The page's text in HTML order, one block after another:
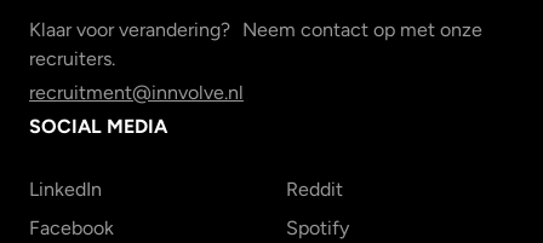
Klaar voor verandering? Neem contact op met onze
recruiters.
recruitment@innvolve.nl
SOCIAL MEDIA
LinkedIn
Facebook
Reddit
Spotify